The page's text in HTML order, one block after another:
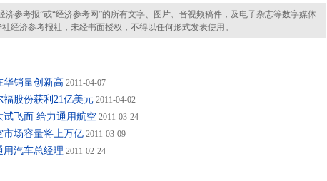
参考报”或“经济参考网”的所有文字、图片、音视频稿件，及电子杂志等数字媒体
经济参考报社，未经书面授权，不得以任何形式发表使用。
华销量创新高 2011-04-07
股份获利21亿美元 2011-04-02
试飞面 给力通用航空 2011-03-24
市场容量将上万亿 2011-03-09
用汽车总经理 2011-02-24